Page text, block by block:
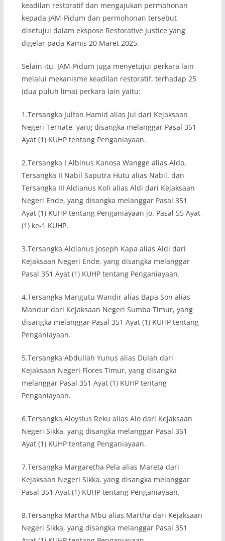
keadilan restoratif dan mengajukan permohonan
kepada JAM-Pidum dan permohonan tersebut
disetujui dalam ekspose Restorative Justice yang
digelar pada Kamis 20 Maret 2025.
Selain itu, JAM-Pidum juga menyetujui perkara lain
melalui mekanisme keadilan restoratif, terhadap 25
(dua puluh lima) perkara lain yaitu:
1.Tersangka Julfan Hamid alias Jul dari Kejaksaan
Negeri Ternate, yang disangka melanggar Pasal 351
Ayat (1) KUHP tentang Penganiayaan.
2.Tersangka I Albinus Kanosa Wangge alias Aldo,
Tersangka II Nabil Saputra Hutu alias Nabil, dan
Tersangka III Aldianus Koli alias Aldi dari Kejaksaan
Negeri Ende, yang disangka melanggar Pasal 351
Ayat (1) KUHP tentang Penganiayaan jo. Pasal 55 Ayat
(1) ke-1 KUHP.
3.Tersangka Aldianus Joseph Kapa alias Aldi dari
Kejaksaan Negeri Ende, yang disangka melanggar
Pasal 351 Ayat (1) KUHP tentang Penganiayaan.
4.Tersangka Mangutu Wandir alias Bapa Son alias
Mandur dari Kejaksaan Negeri Sumba Timur, yang
disangka melanggar Pasal 351 Ayat (1) KUHP tentang
Penganiayaan.
5.Tersangka Abdullah Yunus alias Dulah dari
Kejaksaan Negeri Flores Timur, yang disangka
melanggar Pasal 351 Ayat (1) KUHP tentang
Penganiayaan.
6.Tersangka Aloysius Reku alias Alo dari Kejaksaan
Negeri Sikka, yang disangka melanggar Pasal 351
Ayat (1) KUHP tentang Penganiayaan.
7.Tersangka Margaretha Pela alias Mareta dari
Kejaksaan Negeri Sikka, yang disangka melanggar
Pasal 351 Ayat (1) KUHP tentang Penganiayaan.
8.Tersangka Martha Mbu alias Martha dari Kejaksaan
Negeri Sikka, yang disangka melanggar Pasal 351